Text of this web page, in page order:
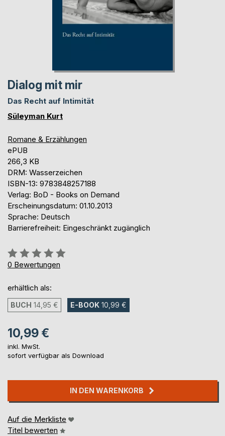
Dialog mit mir
Das Recht auf Intimität
Süleyman Kurt
Romane & Erzählungen
ePUB
266,3 KB
DRM: Wasserzeichen
ISBN-13: 9783848257188
Verlag: BoD - Books on Demand
Erscheinungsdatum: 01.10.2013
Sprache: Deutsch
Barrierefreiheit: Eingeschränkt zugänglich
Bewertung::
0%
0 Bewertungen
erhältlich als:
BUCH 14,95 € E-BOOK 10,99 €
10,99 €
inkl. MwSt.
sofort verfügbar als Download
IN DEN WARENKORB
Auf die Merkliste
Titel bewerten